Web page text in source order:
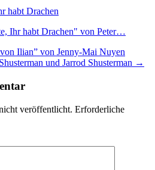
Ihr habt Drachen" von Peter…
Ilian” von Jenny-Mai Nuyen
und Jarrod Shusterman →
veröffentlicht. Erforderliche